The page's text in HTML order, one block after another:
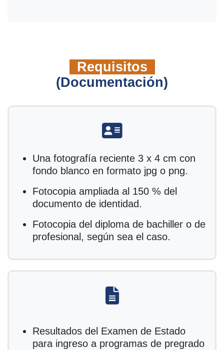
Requisitos
(Documentación)
fas fa-address-card
Una fotografía reciente 3 x 4 cm con
fondo blanco en formato jpg o png.
Fotocopia ampliada al 150 % del
documento de identidad.
Fotocopia del diploma de bachiller o de
profesional, según sea el caso.
fas fa-file-alt
Resultados del Examen de Estado
para ingreso a programas de pregrado